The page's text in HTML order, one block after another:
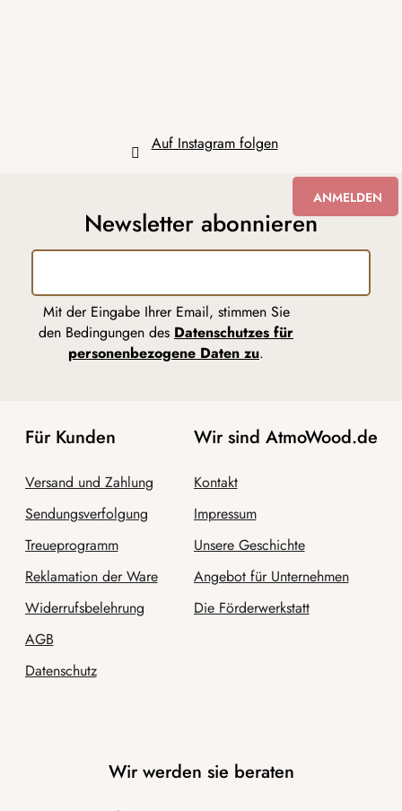
Auf Instagram folgen
Newsletter abonnieren
Mit der Eingabe Ihrer Email, stimmen Sie
den Bedingungen des Datenschutzes für
personenbezogene Daten zu.
ANMELDEN
Für Kunden
Versand und Zahlung
Sendungsverfolgung
Treueprogramm
Reklamation der Ware
Widerrufsbelehrung
AGB
Datenschutz
Wir sind AtmoWood.de
Kontakt
Impressum
Unsere Geschichte
Angebot für Unternehmen
Die Förderwerkstatt
Wir werden sie beraten